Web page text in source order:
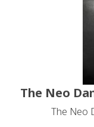
The Neo
The Neo